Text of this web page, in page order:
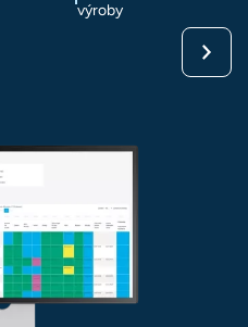
výroby